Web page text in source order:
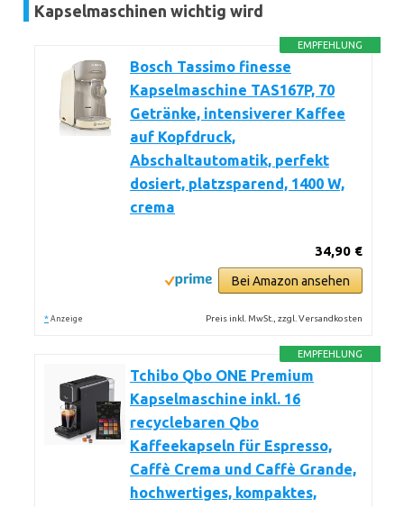
Kapselmaschinen wichtig wird
EMPFEHLUNG
Bosch Tassimo finesse
Kapselmaschine TAS167P, 70
Getränke, intensiverer Kaffee
auf Kopfdruck,
Abschaltautomatik, perfekt
dosiert, platzsparend, 1400 W,
crema
34,90 €
Bei Amazon ansehen
* Anzeige Preis inkl. MwSt., zzgl. Versandkosten
EMPFEHLUNG
Tchibo Qbo ONE Premium
Kapselmaschine inkl. 16
recyclebaren Qbo
Kaffeekapseln für Espresso,
Caffè Crema und Caffè Grande,
hochwertiges, kompaktes,